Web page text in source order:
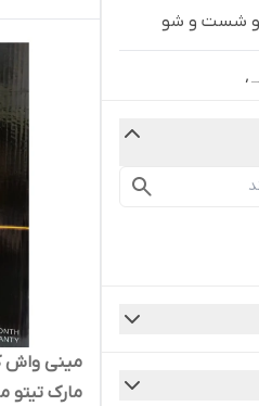
و شست و شو
شستشو و نظافت